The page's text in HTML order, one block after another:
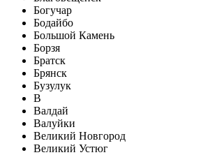
Богучар
Бодайбо
Большой Камень
Борзя
Братск
Брянск
Бузулук
В
Валдай
Валуйки
Великий Новгород
Великий Устюг